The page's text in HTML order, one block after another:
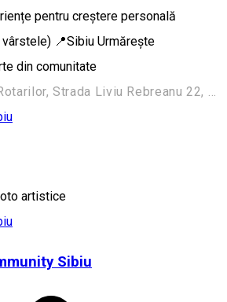
pentru creștere personală
📍Sibiu Urmărește
din comunitate
artistice
Sibiu